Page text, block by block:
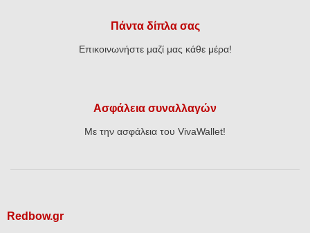
Πάντα δίπλα σας
Επικοινωνήστε μαζί μας κάθε μέρα!
Ασφάλεια συναλλαγών
Με την ασφάλεια του VivaWallet!
Redbow.gr